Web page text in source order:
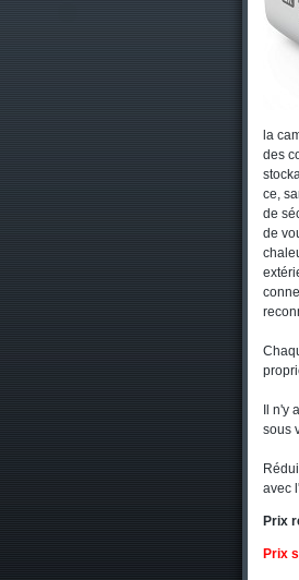
la
des
ce,
de
de
Il
sous
avec
Prix
Prix